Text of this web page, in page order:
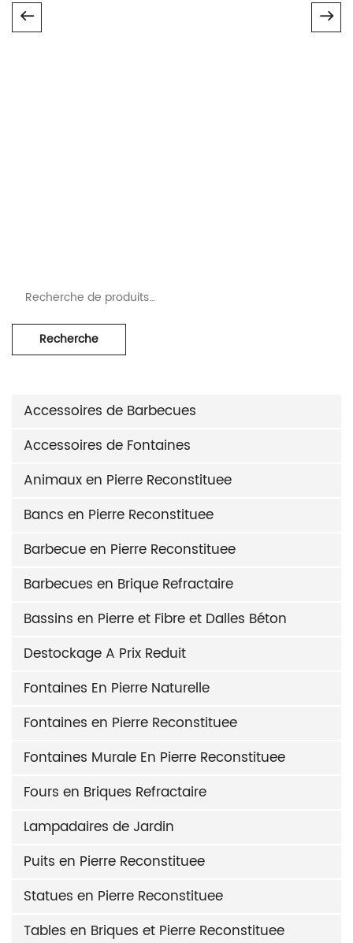
Recherche
Accessoires de Barbecues
Accessoires de Fontaines
Animaux en Pierre Reconstituee
Bancs en Pierre Reconstituee
Barbecue en Pierre Reconstituee
Barbecues en Brique Refractaire
Bassins en Pierre et Fibre et Dalles Béton
Destockage A Prix Reduit
Fontaines En Pierre Naturelle
Fontaines en Pierre Reconstituee
Fontaines Murale En Pierre Reconstituee
Fours en Briques Refractaire
Lampadaires de Jardin
Puits en Pierre Reconstituee
Statues en Pierre Reconstituee
Tables en Briques et Pierre Reconstituee